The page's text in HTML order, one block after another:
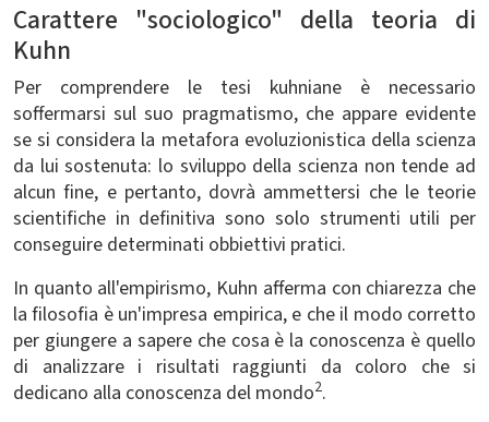
Carattere "sociologico" della teoria di
Kuhn
Per comprendere le tesi kuhniane è necessario
soffermarsi sul suo pragmatismo, che appare evidente
se si considera la metafora evoluzionistica della scienza
da lui sostenuta: lo sviluppo della scienza non tende ad
alcun fine, e pertanto, dovrà ammettersi che le teorie
scientifiche in definitiva sono solo strumenti utili per
conseguire determinati obbiettivi pratici.
In quanto all'empirismo, Kuhn afferma con chiarezza che
la filosofia è un'impresa empirica, e che il modo corretto
per giungere a sapere che cosa è la conoscenza è quello
di analizzare i risultati raggiunti da coloro che si
dedicano alla conoscenza del mondo2.